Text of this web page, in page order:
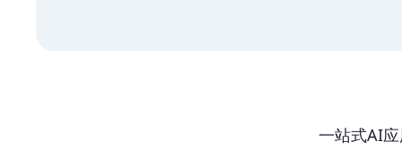
一站式AI